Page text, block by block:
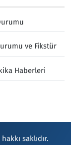
ve Fikstür
Haberleri
saklıdır.